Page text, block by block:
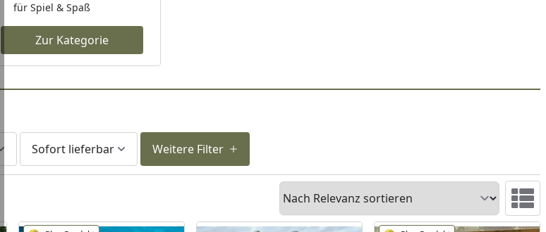
für Spiel & Spaß
Zur Kategorie
Sofort lieferbar Weitere Filter
Sortieren